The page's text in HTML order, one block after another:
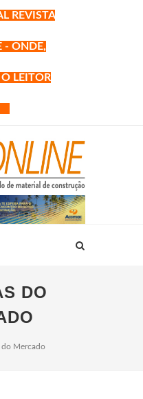
REVISTA
- ONDE,
LEITOR
DO
do Mercado